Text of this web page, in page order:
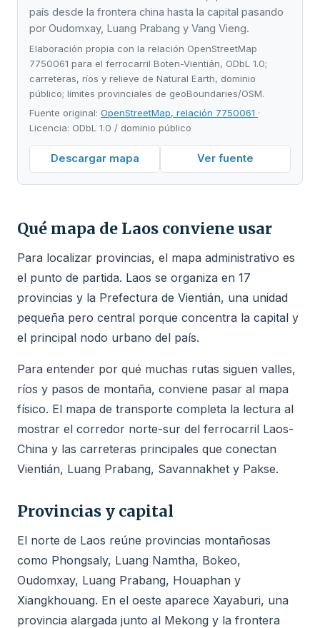
país desde la frontera china hasta la capital pasando
por Oudomxay, Luang Prabang y Vang Vieng.
Elaboración propia con la relación OpenStreetMap
7750061 para el ferrocarril Boten-Vientián, ODbL 1.0;
carreteras, ríos y relieve de Natural Earth, dominio
público; límites provinciales de geoBoundaries/OSM.
Fuente original: OpenStreetMap, relación 7750061 ·
Licencia: ODbL 1.0 / dominio público
Descargar mapa Ver fuente
Qué mapa de Laos conviene usar
Para localizar provincias, el mapa administrativo es
el punto de partida. Laos se organiza en 17
provincias y la Prefectura de Vientián, una unidad
pequeña pero central porque concentra la capital y
el principal nodo urbano del país.
Para entender por qué muchas rutas siguen valles,
ríos y pasos de montaña, conviene pasar al mapa
físico. El mapa de transporte completa la lectura al
mostrar el corredor norte-sur del ferrocarril Laos-
China y las carreteras principales que conectan
Vientián, Luang Prabang, Savannakhet y Pakse.
Provincias y capital
El norte de Laos reúne provincias montañosas
como Phongsaly, Luang Namtha, Bokeo,
Oudomxay, Luang Prabang, Houaphan y
Xiangkhouang. En el oeste aparece Xayaburi, una
provincia alargada junto al Mekong y la frontera